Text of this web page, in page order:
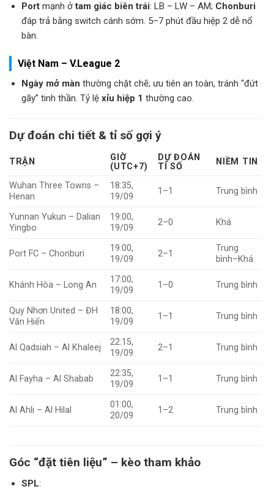
Portmạnh ởtam giác biên trái: LB – LW – AM; Chonburi
đáp trả bằng switch cánh sớm. 5–7 phút đầu hiệp 2 dễ nổ
bàn.
Việt Nam – V.League 2
Ngày mở màn thường chặt chẽ; ưu tiên an toàn, tránh “đứt
gãy” tinh thần. Tỷ lệ xỉu hiệp 1 thường cao.
Dự đoán chi tiết & tỉ số gợi ý
TRẬN
GIỜ
(UTC+7)
DỰ ĐOÁN
TỈ SỐ
NIỀM TIN
Wuhan Three Towns –
Henan
18:35,
19/09
1–1 Trung bình
Yunnan Yukun – Dalian
Yingbo
19:00,
19/09
2–0 Khá
Port FC – Chonburi
19:00,
19/09
2–1
Trung
bình–Khá
Khánh Hòa – Long An
17:00,
19/09
1–0 Trung bình
Quy Nhơn United – ĐH
Văn Hiến
18:00,
19/09
1–1 Trung bình
Al Qadsiah – Al Khaleej
22:15,
19/09
2–1 Trung bình
Al Fayha – Al Shabab
22:35,
19/09
1–1 Trung bình
Al Ahli – Al Hilal
01:00,
20/09
1–2 Trung bình
Góc “đặt tiên liệu” – kèo tham khảo
SPL: